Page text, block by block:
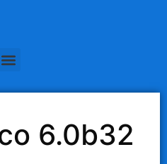
6.0b32